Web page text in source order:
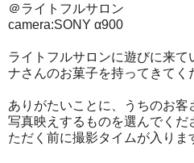
＠ライトフルサロン
camera:SONY α900
ライトフルサロンに遊びに来
ナさんのお菓子を持ってきてく
ありがたいことに、うちのお客
写真映えするものを選んでくだ
ただく前に撮影タイムが入りま